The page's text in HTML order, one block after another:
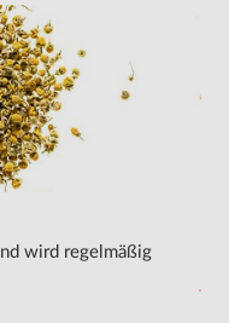
wird regelmäßig